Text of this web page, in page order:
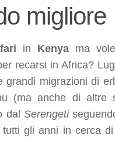
migliore
in Kenya ma
recarsi in Africa?
grandi migrazioni di
(ma anche di altre
dal Serengeti
tutti gli anni in cerca